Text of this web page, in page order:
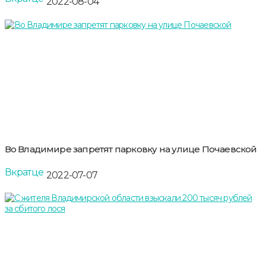
Во Владимире запретят парковку на улице Почаевской
Вкратце 2022-07-07